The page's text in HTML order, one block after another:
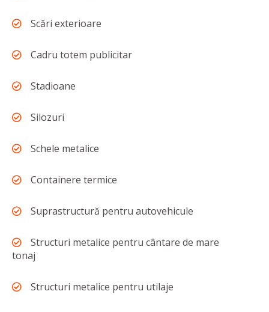
Scări exterioare
Cadru totem publicitar
Stadioane
Silozuri
Schele metalice
Containere termice
Suprastructură pentru autovehicule
Structuri metalice pentru cântare de mare
tonaj
Structuri metalice pentru utilaje